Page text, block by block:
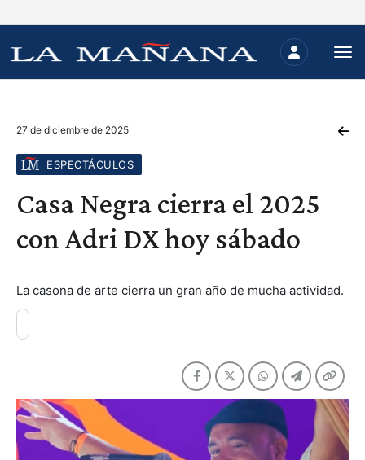
27 de diciembre de 2025
ESPECTÁCULOS
Casa Negra cierra el 2025
con Adri DX hoy sábado
La casona de arte cierra un gran año de mucha actividad.